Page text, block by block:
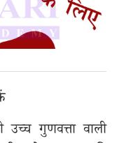
गुणवत्ता वाली